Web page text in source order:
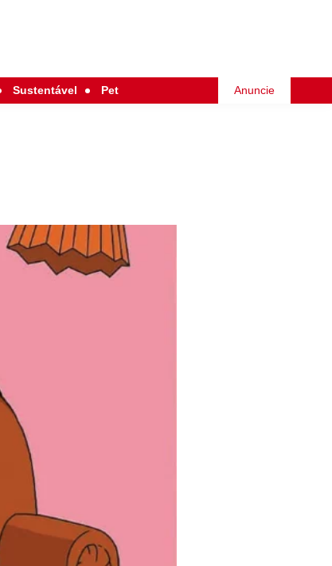
Sustentável Pet Anuncie